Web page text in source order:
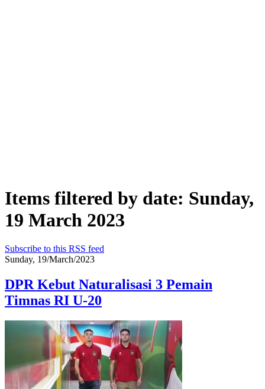
Items filtered by date: Sunday,
19 March 2023
Subscribe to this RSS feed
Sunday, 19/March/2023
DPR Kebut Naturalisasi 3 Pemain
Timnas RI U-20